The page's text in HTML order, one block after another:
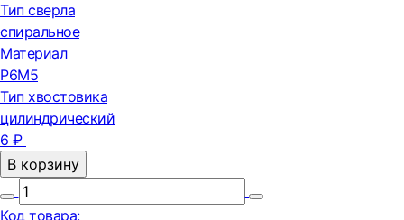
Тип сверла
спиральное
Материал
Р6М5
Тип хвостовика
цилиндрический
6 ₽
В корзину
Код товара: